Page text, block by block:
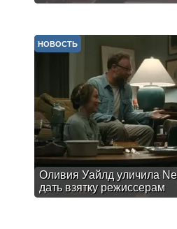
Оливия Уайлд уличила
дать взятку режиссерам
НОВОСТЬ